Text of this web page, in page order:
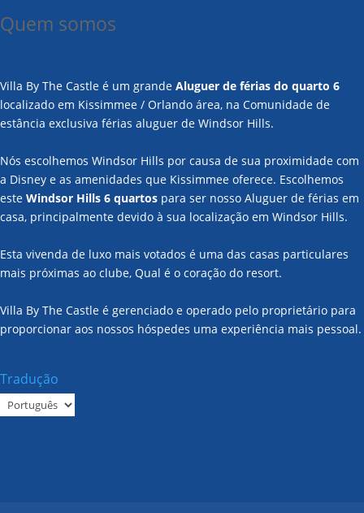
Quem somos
Villa By The Castle é um grande Aluguer de férias do quarto 6
localizado em Kissimmee / Orlando área, na Comunidade de
estância exclusiva férias aluguer de Windsor Hills.
Nós escolhemos Windsor Hills por causa de sua proximidade com
a Disney e as amenidades que Kissimmee oferece. Escolhemos
este Windsor Hills 6 quartos para ser nosso Aluguer de férias em
casa, principalmente devido à sua localização em Windsor Hills.
Esta vivenda de luxo mais votados é uma das casas particulares
mais próximas ao clube, Qual é o coração do resort.
Villa By The Castle é gerenciado e operado pelo proprietário para
proporcionar aos nossos hóspedes uma experiência mais pessoal.
Tradução